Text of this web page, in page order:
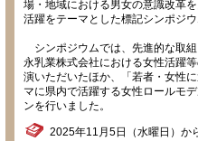
場・地域における男女の意識改革
活躍をテーマとした標記シンポジウ
シンポジウムでは、先進的な取
永乳業株式会社における女性活躍
演いただいたほか、「若者・女性
マに県内で活躍する女性ロールモ
ンを行いました。
2025年11月5日（水曜日）か